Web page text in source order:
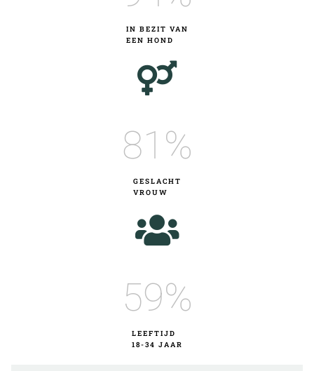
IN BEZIT VAN
EEN HOND
GESLACHT
VROUW
82 %
LEEFTIJD
18-34 JAAR
60%